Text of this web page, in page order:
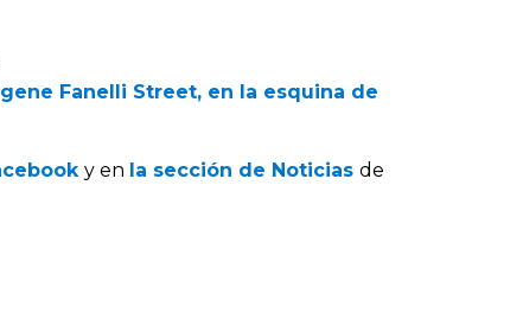
Fanelli Street, en la esquina de
y en la sección de Noticias de